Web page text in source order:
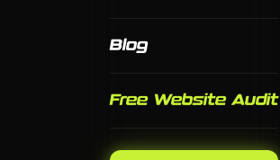
Blog
Free Website Audit